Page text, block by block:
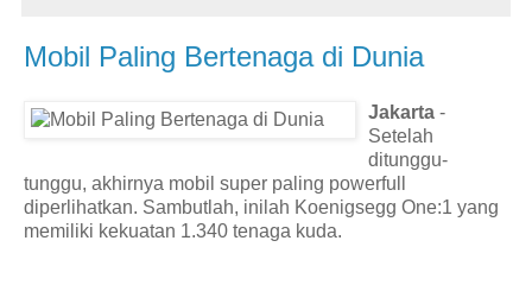
Mobil Paling Bertenaga di Dunia
Jakarta -
Setelah
ditunggu-
tunggu, akhirnya mobil super paling powerfull
diperlihatkan. Sambutlah, inilah Koenigsegg One:1 yang
memiliki kekuatan 1.340 tenaga kuda.